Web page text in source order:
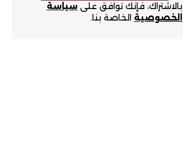
بالاشتراك، فإنك توافق على سياسة
الخصوصية الخاصة بنا.